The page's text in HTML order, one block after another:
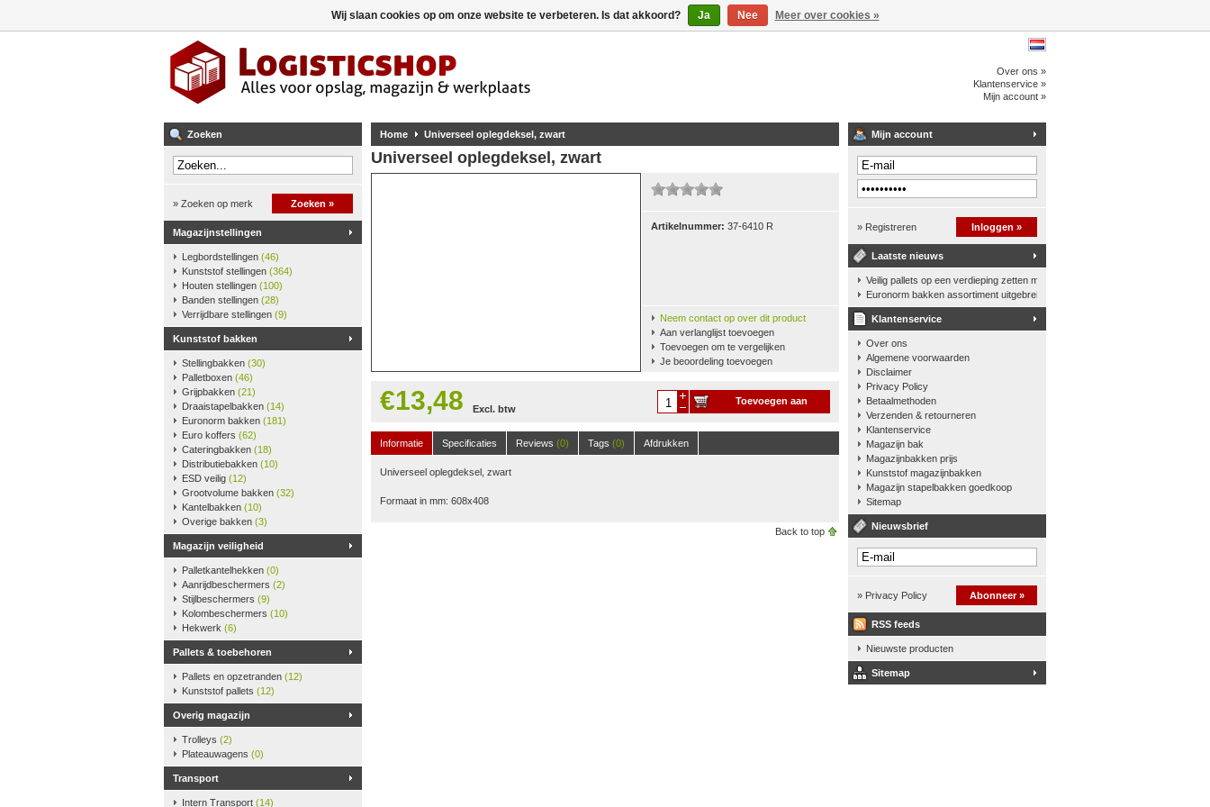
Over ons »
Klantenservice »
Mijn account »
Zoeken
» Zoeken op merk Zoeken »
Magazijnstellingen
Legbordstellingen (46)
Kunststof stellingen (364)
Houten stellingen (100)
Banden stellingen (28)
Verrijdbare stellingen (9)
Kunststof bakken
Stellingbakken (30)
Palletboxen (46)
Grijpbakken (21)
Draaistapelbakken (14)
Euronorm bakken (181)
Euro koffers (62)
Cateringbakken (18)
Distributiebakken (10)
ESD veilig (12)
Grootvolume bakken (32)
Kantelbakken (10)
Overige bakken (3)
Magazijn veiligheid
Palletkantelhekken (0)
Aanrijdbeschermers (2)
Stijlbeschermers (9)
Kolombeschermers (10)
Hekwerk (6)
Pallets & toebehoren
Pallets en opzetranden (12)
Kunststof pallets (12)
Overig magazijn
Trolleys (2)
Plateauwagens (0)
Transport
Intern Transport (14)
Home Universeel oplegdeksel, zwart
Universeel oplegdeksel, zwart
Artikelnummer: 37-6410 R
Neem contact op over dit product
Aan verlanglijst toevoegen
Toevoegen om te vergelijken
Je beoordeling toevoegen
€13,48 Excl. btw
Toevoegen aan
Informatie
Specificaties Reviews (0) Tags (0) Afdrukken
Universeel oplegdeksel, zwart
Formaat in mm: 608x408
Back to top
Mijn account
» Registreren Inloggen »
Laatste nieuws
Veilig pallets op een verdieping zetten met een palletkantelhek
Euronorm bakken assortiment uitgebreid
Klantenservice
Over ons
Algemene voorwaarden
Disclaimer
Privacy Policy
Betaalmethoden
Verzenden & retourneren
Klantenservice
Magazijn bak
Magazijnbakken prijs
Kunststof magazijnbakken
Magazijn stapelbakken goedkoop
Sitemap
Nieuwsbrief
» Privacy Policy Abonneer »
RSS feeds
Nieuwste producten
Sitemap
Wij slaan cookies op om onze website te verbeteren. Is dat akkoord? Ja Nee Meer over cookies »